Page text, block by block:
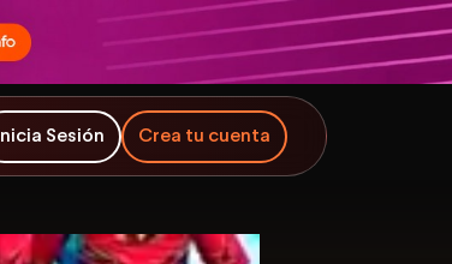
Inicia Sesión Crea tu cuenta